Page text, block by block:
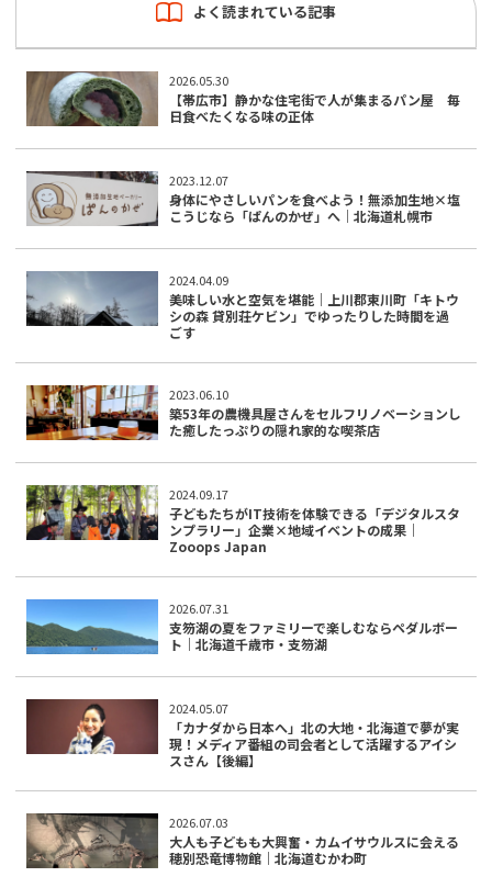
よく読まれている記事
2026.05.30
【帯広市】静かな住宅街で人が集まるパン屋 毎
日食べたくなる味の正体
2023.12.07
身体にやさしいパンを食べよう！無添加生地×塩
こうじなら「ぱんのかぜ」へ｜北海道札幌市
2024.04.09
美味しい水と空気を堪能｜上川郡東川町「キトウ
シの森 貸別荘ケビン」でゆったりした時間を過
ごす
2023.06.10
築53年の農機具屋さんをセルフリノベーションし
た癒したっぷりの隠れ家的な喫茶店
2024.09.17
子どもたちがIT技術を体験できる「デジタルスタ
ンプラリー」企業×地域イベントの成果｜
Zooops Japan
2026.07.31
支笏湖の夏をファミリーで楽しむならペダルボー
ト｜北海道千歳市・支笏湖
2024.05.07
「カナダから日本へ」北の大地・北海道で夢が実
現！メディア番組の司会者として活躍するアイシ
スさん【後編】
2026.07.03
大人も子どもも大興奮・カムイサウルスに会える
穂別恐竜博物館｜北海道むかわ町